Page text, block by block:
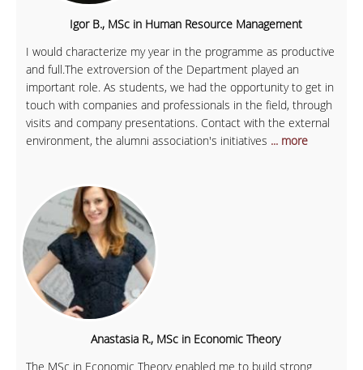
Igor B., MSc in Human Resource Management
I would characterize my year in the programme as productive
and full.The extroversion of the Department played an
important role. As students, we had the opportunity to get in
touch with companies and professionals in the field, through
visits and company presentations. Contact with the external
environment, the alumni association's initiatives ... more
Anastasia R., MSc in Economic Theory
The MSc in Economic Theory enabled me to build strong